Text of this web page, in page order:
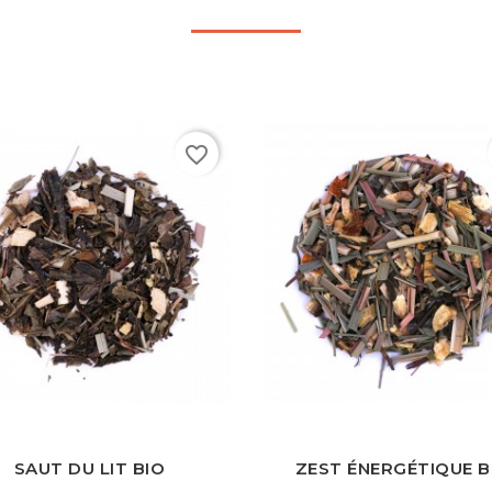
RougeVerteBleueNoireBlanche
SAUT DU LIT BIO
favorite_border
RougeVerteBleueNoire
ZEST ÉNERGÉTIQUE